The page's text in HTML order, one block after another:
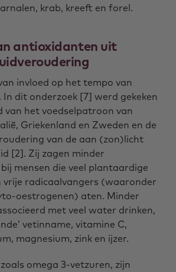
krab, kreeft en forel.
antioxidanten uit
invloed op het tempo van
dit onderzoek [7] werd gekeken
van het voedselpatroon van
Griekenland en Zweden en de
van de aan (zon)licht
[2]. Zij zagen minder
mensen die veel plantaardige
radicaalvangers (waaronder
oestrogenen) aten. Minder
met veel water drinken,
vetinname, vitamine C,
magnesium, zink en ijzer.
omega 3-vetzuren, zijn